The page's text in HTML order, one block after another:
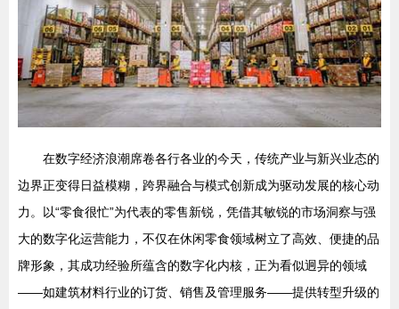
在数字经济浪潮席卷各行各业的今天，传统产业与新兴业态的
边界正变得日益模糊，跨界融合与模式创新成为驱动发展的核心动
力。以“零食很忙”为代表的零售新锐，凭借其敏锐的市场洞察与强
大的数字化运营能力，不仅在休闲零食领域树立了高效、便捷的品
牌形象，其成功经验所蕴含的数字化内核，正为看似迥异的领域
——如建筑材料行业的订货、销售及管理服务——提供转型升级的